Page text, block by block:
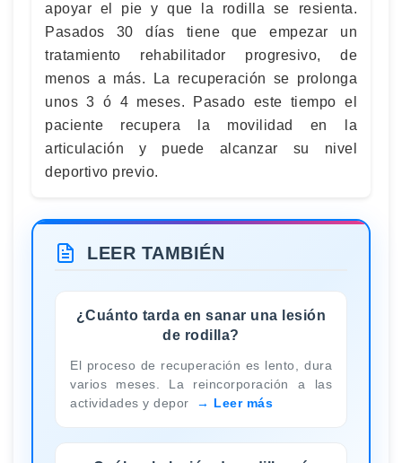
apoyar el pie y que la rodilla se resienta.
Pasados 30 días tiene que empezar un
tratamiento rehabilitador progresivo, de
menos a más. La recuperación se prolonga
unos 3 ó 4 meses. Pasado este tiempo el
paciente recupera la movilidad en la
articulación y puede alcanzar su nivel
deportivo previo.
LEER TAMBIÉN
¿Cuánto tarda en sanar una lesión
de rodilla?
El proceso de recuperación es lento, dura
varios meses. La reincorporación a las
actividades y depor
Leer más